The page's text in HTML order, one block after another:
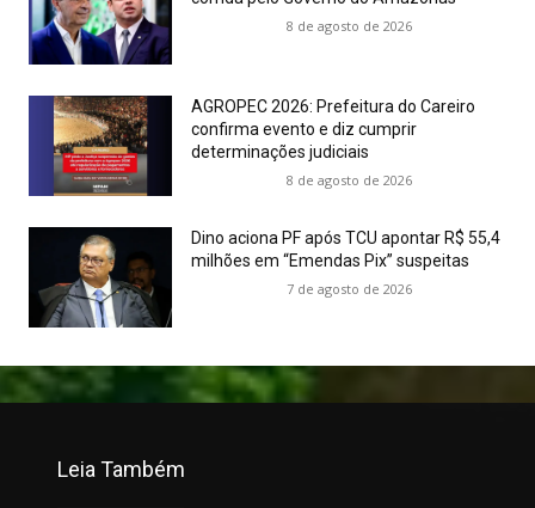
8 de agosto de 2026
AGROPEC 2026: Prefeitura do Careiro
confirma evento e diz cumprir
determinações judiciais
8 de agosto de 2026
Dino aciona PF após TCU apontar R$ 55,4
milhões em “Emendas Pix” suspeitas
7 de agosto de 2026
Leia Também